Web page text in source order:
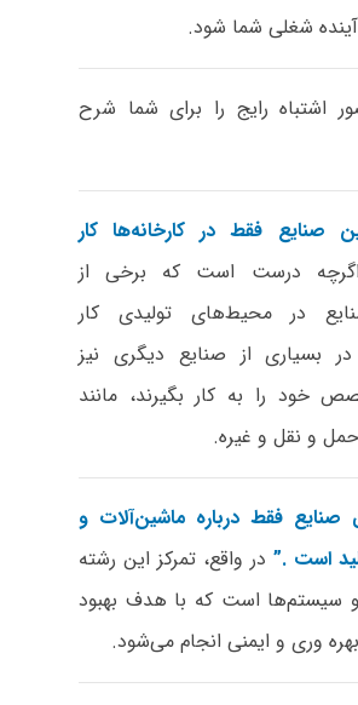
شغلی شما شود.
۱۰ تصور اشتباه رایج را برای شما شرح
صنایع فقط در کارخانه‌ها کار
اگرچه درست است که برخی از
در محیط‌های تولیدی کار
در بسیاری از صنایع دیگری نیز
خود را به کار بگیرند، مانند
حمل و نقل و غیره.
صنایع فقط درباره ماشین‌آلات و
است .” در واقع، تمرکز این رشته
و سیستم‌ها است که با هدف بهبود
بهره وری و ایمنی انجام می‌شود.